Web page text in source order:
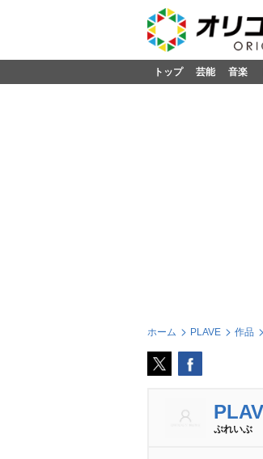
トップ 芸能 音楽
ホーム PLAVE 作品
ぷれいぶ